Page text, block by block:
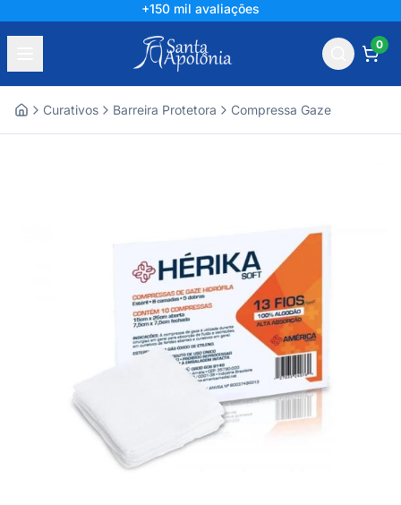
+150 mil avaliações
0
Curativos Barreira Protetora Compressa Gaze